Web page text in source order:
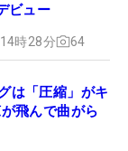
ビュー
時28分 64
は「圧縮」がキ
飛んで曲がら